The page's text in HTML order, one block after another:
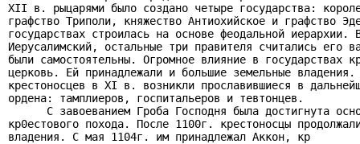
XII в. рыцарями было создано четыре государства:
графство Триполи, княжество Антиохийское и графство
государствах строилась на основе феодальной иерархии.
Иерусалимский, остальные три правителя считались его
были самостоятельны. Огромное влияние в государствах
церковь. Ей принадлежали и большие земельные
крестоносцев в XI в. возникли прославившиеся в
ордена: тамплиеров, госпитальеров и тевтонцев.
С завоеванием Гроба Господня была достигнута
кр0естового похода. После 1100г. крестоносцы
владения. С мая 1104г. им принадлежал Аккон, кр